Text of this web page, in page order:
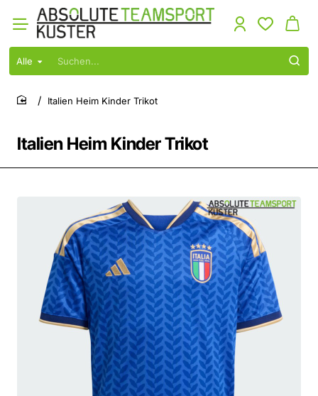
Alle
Suchen...
Italien Heim Kinder Trikot
home
Italien Heim Kinder Trikot